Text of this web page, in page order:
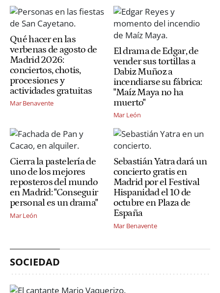
Qué hacer en las
verbenas de agosto de
Madrid 2026:
conciertos, chotis,
procesiones y
actividades gratuitas
Mar Benavente
El drama de Edgar, de
vender sus tortillas a
Dabiz Muñoz a
incendiarse su fábrica:
"Maíz Maya no ha
muerto"
Mar León
Cierra la pastelería de
uno de los mejores
reposteros del mundo
en Madrid: "Conseguir
personal es un drama"
Mar León
Sebastián Yatra dará un
concierto gratis en
Madrid por el Festival
Hispanidad el 10 de
octubre en Plaza de
España
Mar Benavente
SOCIEDAD